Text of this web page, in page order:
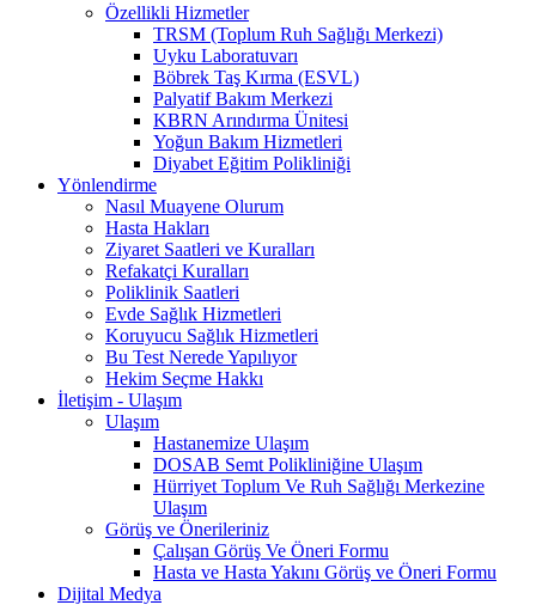
Özellikli Hizmetler
TRSM (Toplum Ruh Sağlığı Merkezi)
Uyku Laboratuvarı
Böbrek Taş Kırma (ESVL)
Palyatif Bakım Merkezi
KBRN Arındırma Ünitesi
Yoğun Bakım Hizmetleri
Diyabet Eğitim Polikliniği
Yönlendirme
Nasıl Muayene Olurum
Hasta Hakları
Ziyaret Saatleri ve Kuralları
Refakatçi Kuralları
Poliklinik Saatleri
Evde Sağlık Hizmetleri
Koruyucu Sağlık Hizmetleri
Bu Test Nerede Yapılıyor
Hekim Seçme Hakkı
İletişim - Ulaşım
Ulaşım
Hastanemize Ulaşım
DOSAB Semt Polikliniğine Ulaşım
Hürriyet Toplum Ve Ruh Sağlığı Merkezine
Ulaşım
Görüş ve Önerileriniz
Çalışan Görüş Ve Öneri Formu
Hasta ve Hasta Yakını Görüş ve Öneri Formu
Dijital Medya